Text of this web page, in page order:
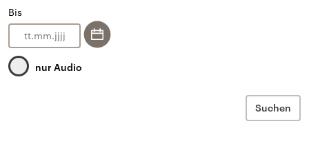
Bis
.
.
nur Audio
Suchen